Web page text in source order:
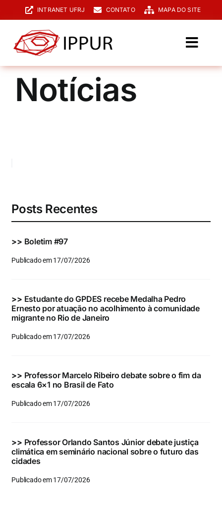
para
conteúdo
INTRANET UFRJ CONTATO MAPA DO SITE
O IPPUR
Graduação
Eventos e Certificados
para:
Notícias
Posts Recentes
>> Boletim #97
Publicado em 17/07/2026
>> Estudante do GPDES recebe Medalha Pedro
Ernesto por atuação no acolhimento à comunidade
migrante no Rio de Janeiro
Publicado em 17/07/2026
>> Professor Marcelo Ribeiro debate sobre o fim da
escala 6×1 no Brasil de Fato
Publicado em 17/07/2026
>> Professor Orlando Santos Júnior debate justiça
climática em seminário nacional sobre o futuro das
cidades
Publicado em 17/07/2026